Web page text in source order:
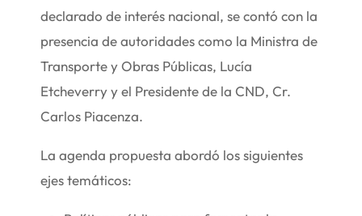
declarado de interés nacional, se contó con la
presencia de autoridades como la Ministra de
Transporte y Obras Públicas, Lucía
Etcheverry y el Presidente de la CND, Cr.
Carlos Piacenza.
La agenda propuesta abordó los siguientes
ejes temáticos: